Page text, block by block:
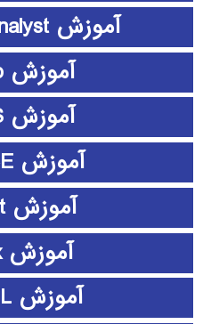
آموزش Frontier Analyst
آموزش github
آموزش HFSS
آموزش HSPICE
آموزش L-Edit
آموزش Latex
آموزش LISREL